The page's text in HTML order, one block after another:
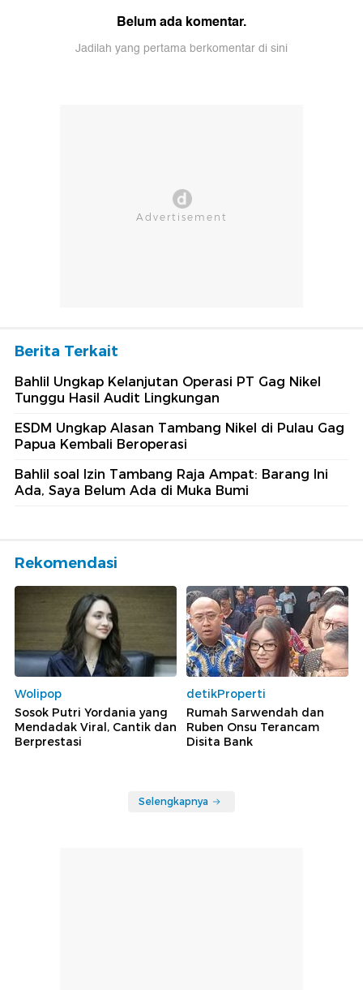
Belum ada komentar.
Jadilah yang pertama berkomentar di sini
Berita Terkait
Bahlil Ungkap Kelanjutan Operasi PT Gag Nikel
Tunggu Hasil Audit Lingkungan
ESDM Ungkap Alasan Tambang Nikel di Pulau Gag
Papua Kembali Beroperasi
Bahlil soal Izin Tambang Raja Ampat: Barang Ini
Ada, Saya Belum Ada di Muka Bumi
Rekomendasi
Wolipop
Sosok Putri Yordania yang
Mendadak Viral, Cantik dan
Berprestasi
detikProperti
Rumah Sarwendah dan
Ruben Onsu Terancam
Disita Bank
Selengkapnya